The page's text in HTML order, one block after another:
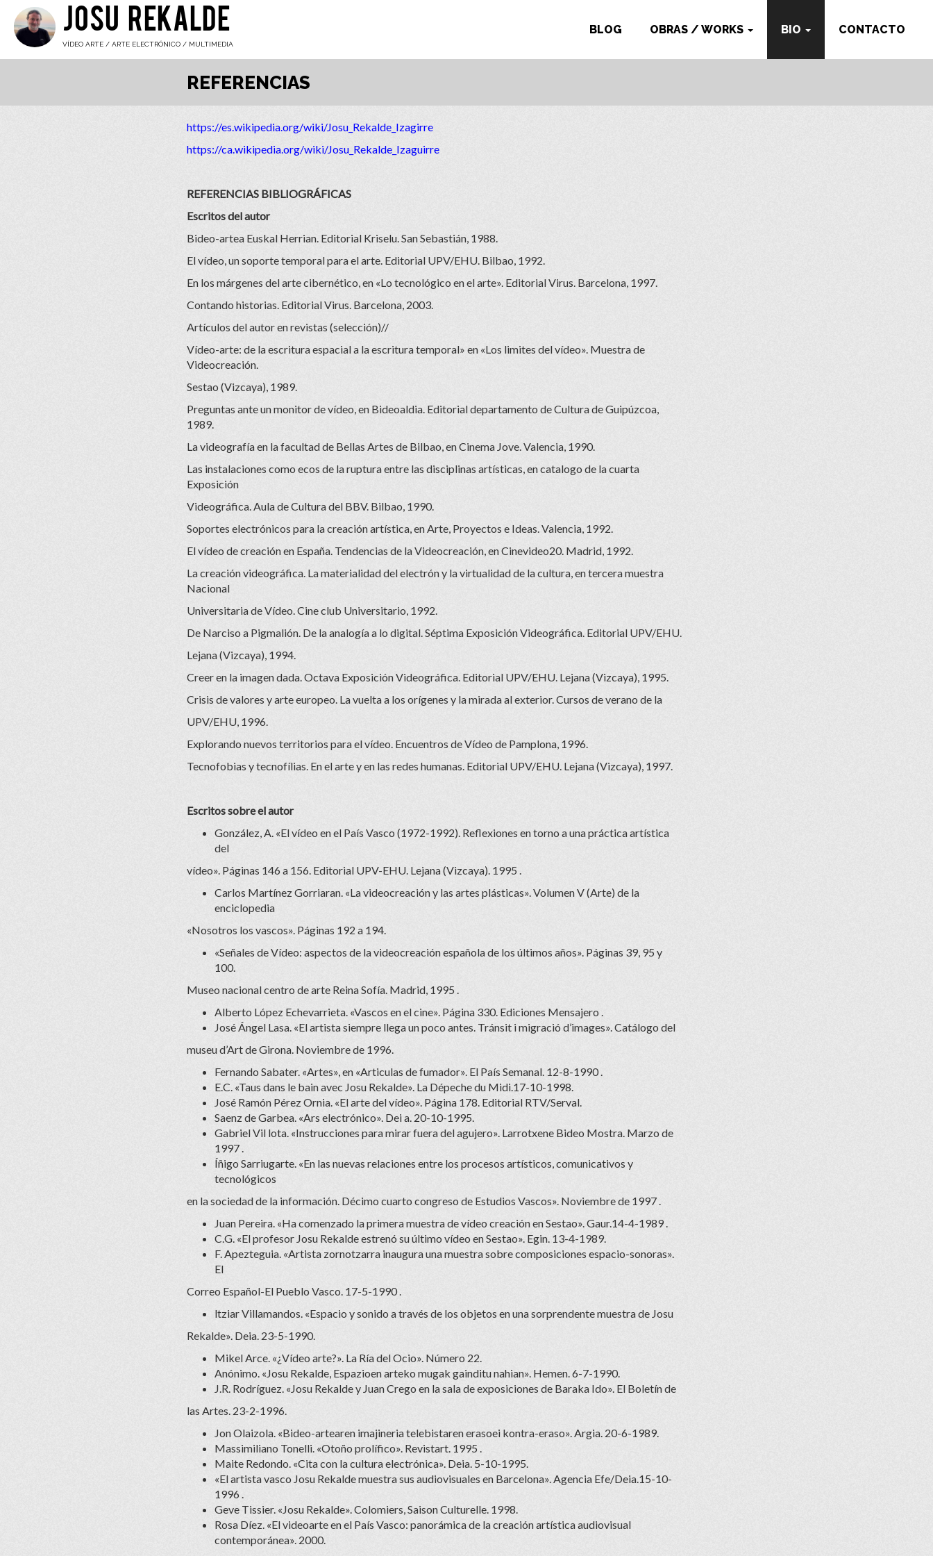
JOSU REKALDE
VÍDEO ARTE / ARTE ELECTRÓNICO / MULTIMEDIA
BLOG OBRAS / WORKS BIO CONTACTO
REFERENCIAS
https://es.wikipedia.org/wiki/Josu_Rekalde_Izagirre
https://ca.wikipedia.org/wiki/Josu_Rekalde_Izaguirre
REFERENCIAS BIBLIOGRÁFICAS
Escritos del autor
Bideo-artea Euskal Herrian. Editorial Kriselu. San Sebastián, 1988.
El vídeo, un soporte temporal para el arte. Editorial UPV/EHU. Bilbao, 1992.
En los márgenes del arte cibernético, en «Lo tecnológico en el arte». Editorial Virus. Barcelona, 1997.
Contando historias. Editorial Virus. Barcelona, 2003.
Artículos del autor en revistas (selección)//
Vídeo-arte: de la escritura espacial a la escritura temporal» en «Los limites del vídeo». Muestra de
Videocreación.
Sestao (Vizcaya), 1989.
Preguntas ante un monitor de vídeo, en Bideoaldia. Editorial departamento de Cultura de Guipúzcoa,
1989.
La videografía en la facultad de Bellas Artes de Bilbao, en Cinema Jove. Valencia, 1990.
Las instalaciones como ecos de la ruptura entre las disciplinas artísticas, en catalogo de la cuarta
Exposición
Videográfica. Aula de Cultura del BBV. Bilbao, 1990.
Soportes electrónicos para la creación artística, en Arte, Proyectos e Ideas. Valencia, 1992.
El vídeo de creación en España. Tendencias de la Videocreación, en Cinevideo20. Madrid, 1992.
La creación videográfica. La materialidad del electrón y la virtualidad de la cultura, en tercera muestra
Nacional
Universitaria de Vídeo. Cine club Universitario, 1992.
De Narciso a Pigmalión. De la analogía a lo digital. Séptima Exposición Videográfica. Editorial UPV/EHU.
Lejana (Vizcaya), 1994.
Creer en la imagen dada. Octava Exposición Videográfica. Editorial UPV/EHU. Lejana (Vizcaya), 1995.
Crisis de valores y arte europeo. La vuelta a los orígenes y la mirada al exterior. Cursos de verano de la
UPV/EHU, 1996.
Explorando nuevos territorios para el vídeo. Encuentros de Vídeo de Pamplona, 1996.
Tecnofobias y tecnofílias. En el arte y en las redes humanas. Editorial UPV/EHU. Lejana (Vizcaya), 1997.
Escritos sobre el autor
González, A. «El vídeo en el País Vasco (1972-1992). Reflexiones en torno a una práctica artística
del
vídeo». Páginas 146 a 156. Editorial UPV-EHU. Lejana (Vizcaya). 1995 .
Carlos Martínez Gorriaran. «La videocreación y las artes plásticas». Volumen V (Arte) de la
enciclopedia
«Nosotros los vascos». Páginas 192 a 194.
«Señales de Vídeo: aspectos de la videocreación española de los últimos años». Páginas 39, 95 y
100.
Museo nacional centro de arte Reina Sofía. Madrid, 1995 .
Alberto López Echevarrieta. «Vascos en el cine». Página 330. Ediciones Mensajero .
José Ángel Lasa. «El artista siempre llega un poco antes. Tránsit i migració d’images». Catálogo del
museu d’Art de Girona. Noviembre de 1996.
Fernando Sabater. «Artes», en «Articulas de fumador». El País Semanal. 12-8-1990 .
E.C. «Taus dans le bain avec Josu Rekalde». La Dépeche du Midi.17-10-1998.
José Ramón Pérez Ornia. «El arte del vídeo». Página 178. Editorial RTV/Serval.
Saenz de Garbea. «Ars electrónico». Dei a. 20-10-1995.
Gabriel Vil lota. «Instrucciones para mirar fuera del agujero». Larrotxene Bideo Mostra. Marzo de
1997 .
Íñigo Sarriugarte. «En las nuevas relaciones entre los procesos artísticos, comunicativos y
tecnológicos
en la sociedad de la información. Décimo cuarto congreso de Estudios Vascos». Noviembre de 1997 .
Juan Pereira. «Ha comenzado la primera muestra de vídeo creación en Sestao». Gaur.14-4-1989 .
C.G. «El profesor Josu Rekalde estrenó su último vídeo en Sestao». Egin. 13-4-1989.
F. Apezteguia. «Artista zornotzarra inaugura una muestra sobre composiciones espacio-sonoras».
El
Correo Español-El Pueblo Vasco. 17-5-1990 .
ltziar Villamandos. «Espacio y sonido a través de los objetos en una sorprendente muestra de Josu
Rekalde». Deia. 23-5-1990.
Mikel Arce. «¿Vídeo arte?». La Ría del Ocio». Número 22.
Anónimo. «Josu Rekalde, Espazioen arteko mugak gainditu nahian». Hemen. 6-7-1990.
J.R. Rodríguez. «Josu Rekalde y Juan Crego en la sala de exposiciones de Baraka Ido». El Boletín de
las Artes. 23-2-1996.
Jon Olaizola. «Bideo-artearen imajineria telebistaren erasoei kontra-eraso». Argia. 20-6-1989.
Massimiliano Tonelli. «Otoño prolífico». Revistart. 1995 .
Maite Redondo. «Cita con la cultura electrónica». Deia. 5-10-1995.
«El artista vasco Josu Rekalde muestra sus audiovisuales en Barcelona». Agencia Efe/Deia.15-10-
1996 .
Geve Tissier. «Josu Rekalde». Colomiers, Saison Culturelle. 1998.
Rosa Díez. «El videoarte en el País Vasco: panorámica de la creación artística audiovisual
contemporánea». 2000.